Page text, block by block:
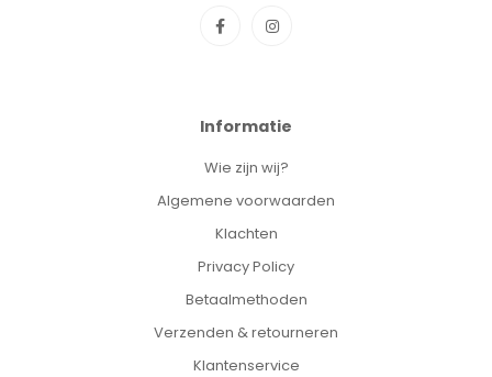
Informatie
Wie zijn wij?
Algemene voorwaarden
Klachten
Privacy Policy
Betaalmethoden
Verzenden & retourneren
Klantenservice